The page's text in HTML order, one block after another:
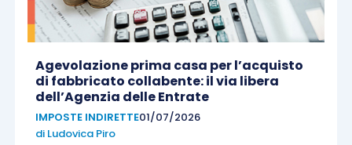
Agevolazione prima casa per l’acquisto
di fabbricato collabente: il via libera
dell’Agenzia delle Entrate
IMPOSTE INDIRETTE01/07/2026
di Ludovica Piro